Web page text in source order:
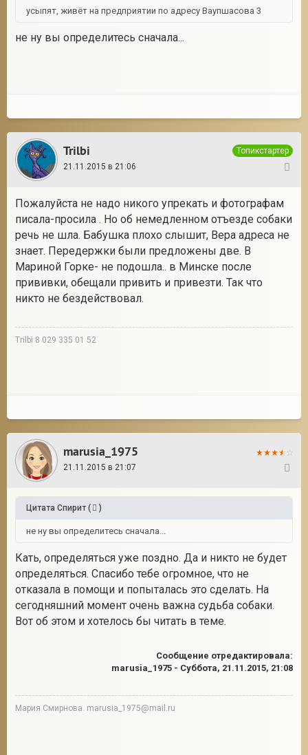
усыпят, живёт на предприятии по адресу Ваупшасова 3
не ну вы определитесь сначала...
Trilbi
Топикстартер
21.11.2015 в 21:06
Пожалуйста не надо никого упрекать и фотографам
писала-просила . Но об немедленном отъезде собаки
речь не шла. Бабушка плохо слышит, Вера адреса не
знает. Передержки были предложены две. В
Мариной Горке- не подошла.. в Минске после
прививки, обещали привить и привезти. Так что
никто не бездействовал.
Trilbi 8 029 335 01 52
marusia_1975
21.11.2015 в 21:07
Цитата Спирит( )
не ну вы определитесь сначала...
Кать, определяться уже поздно. Да и никто не будет
определяться. Спасибо тебе огромное, что не
отказала в помощи и попыталась это сделать. На
сегодняшний момент очень важна судьба собаки.
Вот об этом и хотелось бы читать в теме.
Сообщение отредактировала:
marusia_1975 - Суббота, 21.11.2015, 21:08
Мария Смирнова. marusia_1975@mail.ru